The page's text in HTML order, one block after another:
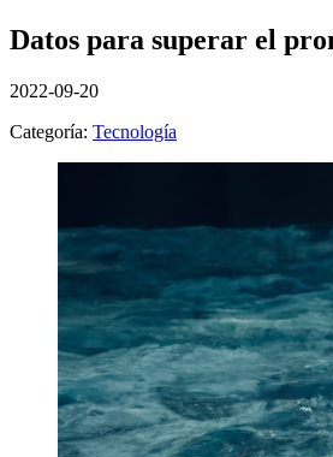
Datos para superar el
2022-09-20
Categoría: Tecnología